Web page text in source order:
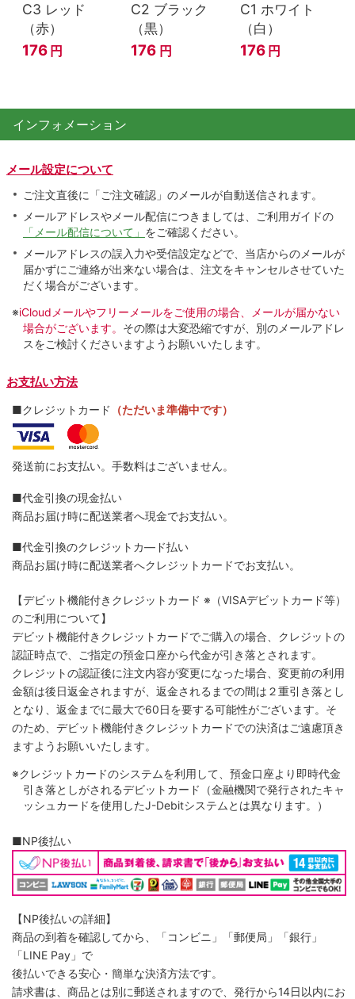
C3 レッド
（赤）
176 円
C2 ブラック
（黒）
176 円
C1 ホワイト
（白）
176 円
インフォメーション
メール設定について
ご注文直後に「ご注文確認」のメールが自動送信されます。
メールアドレスやメール配信につきましては、ご利用ガイドの
「メール配信について」 をご確認ください。
メールアドレスの誤入力や受信設定などで、当店からのメールが
届かずにご連絡が出来ない場合は、注文をキャンセルさせていた
だく場合がございます。
※iCloudメールやフリーメールをご使用の場合、メールが届かない
場合がございます。 その際は大変恐縮ですが、別のメールアドレ
スをご検討くださいますようお願いいたします。
お支払い方法
■クレジットカード （ただいま準備中です）
発送前にお支払い。手数料はございません。
■代金引換の現金払い
商品お届け時に配送業者へ現金でお支払い。
■代金引換のクレジットカ―ド払い
商品お届け時に配送業者へクレジットカードでお支払い。
【デビット機能付きクレジットカード ※（VISAデビットカード等）
のご利用について】
デビット機能付きクレジットカードでご購入の場合、クレジットの
認証時点で、ご指定の預金口座から代金が引き落とされます。
クレジットの認証後に注文内容が変更になった場合、変更前の利用
金額は後日返金されますが、返金されるまでの間は２重引き落とし
となり、返金までに最大で60日を要する可能性がございます。そ
のため、デビット機能付きクレジットカードでの決済はご遠慮頂き
ますようお願いいたします。
※クレジットカードのシステムを利用して、預金口座より即時代金
引き落としがされるデビットカード（金融機関で発行されたキャ
ッシュカードを使用したJ-Debitシステムとは異なります。）
■NP後払い
【NP後払いの詳細】
商品の到着を確認してから、「コンビニ」「郵便局」「銀行」
「LINE Pay」で
後払いできる安心・簡単な決済方法です。
請求書は、商品とは別に郵送されますので、発行から14日以内にお